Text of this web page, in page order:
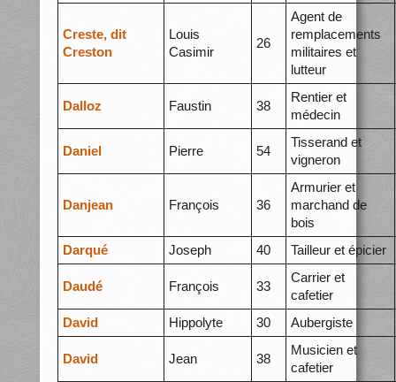
Creste, dit
Creston
Louis
Casimir
26
Agent de
remplacements
militaires et
lutteur
Dalloz Faustin 38
Rentier et
médecin
Daniel Pierre 54
Tisserand et
vigneron
Danjean François 36
Armurier et
marchand de
bois
Darqué
Joseph 40 Tailleur et épicier
Daudé François 33
Carrier et
cafetier
David
Hippolyte 30 Aubergiste
David Jean 38
Musicien et
cafetier